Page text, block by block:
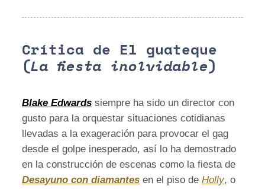
Crítica de El guateque
(La fiesta inolvidable)
Blake Edwards siempre ha sido un director con
gusto para la orquestar situaciones cotidianas
llevadas a la exageración para provocar el gag
desde el golpe inesperado, así lo ha demostrado
en la construcción de escenas como la fiesta de
Desayuno con diamantes en el piso deHolly, o